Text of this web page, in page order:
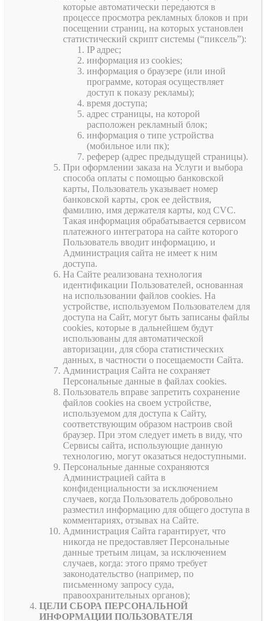
которые автоматически передаются в
процессе просмотра рекламных блоков и при
посещении страниц, на которых установлен
статистический скрипт системы (“пиксель”):
IP адрес;
информация из cookies;
информация о браузере (или иной
программе, которая осуществляет
доступ к показу рекламы);
время доступа;
адрес страницы, на которой
расположен рекламный блок;
информация о типе устройства
(мобильное или пк);
реферер (адрес предыдущей страницы).
При оформлении заказа на Услуги и выбора
способа оплаты с помощью банковской
карты, Пользователь указывает номер
банковской карты, срок ее действия,
фамилию, имя держателя карты, код CVC.
Такая информация обрабатывается сервисом
платежного интегратора на сайте которого
Пользователь вводит информацию, и
Администрация сайта не имеет к ним
доступа.
На Сайте реализована технология
идентификации Пользователей, основанная
на использовании файлов cookies. На
устройстве, используемом Пользователем для
доступа на Сайт, могут быть записаны файлы
cookies, которые в дальнейшем будут
использованы для автоматической
авторизации, для сбора статистических
данных, в частности о посещаемости Сайта.
Администрация Сайта не сохраняет
Персональные данные в файлах cookies.
Пользователь вправе запретить сохранение
файлов cookies на своем устройстве,
используемом для доступа к Сайту,
соответствующим образом настроив свой
браузер. При этом следует иметь в виду, что
Сервисы сайта, использующие данную
технологию, могут оказаться недоступными.
Персональные данные сохраняются
Администрацией сайта в
конфиденциальности за исключением
случаев, когда Пользователь добровольно
разместил информацию для общего доступа в
комментариях, отзывах на Сайте.
Администрация Сайта гарантирует, что
никогда не предоставляет Персональные
данные третьим лицам, за исключением
случаев, когда: этого прямо требует
законодательство (например, по
письменному запросу суда,
правоохранительных органов);
ЦЕЛИ СБОРА ПЕРСОНАЛЬНОЙ
ИНФОРМАЦИИ ПОЛЬЗОВАТЕЛЯ